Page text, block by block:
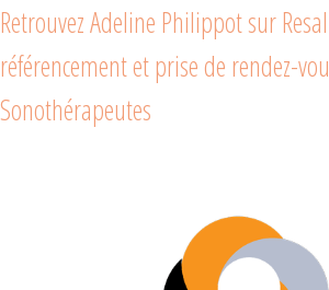
Retrouvez Adeline Philippot sur
référencement et prise de rendez-
Sonothérapeutes